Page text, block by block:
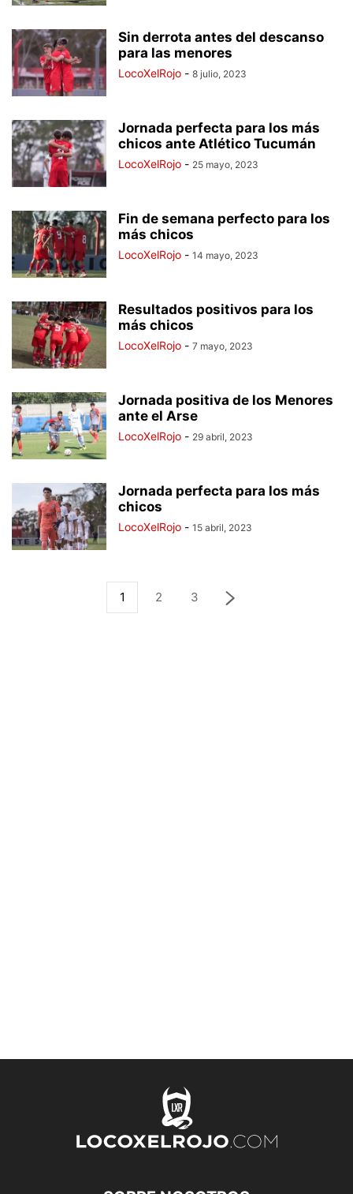
Sin derrota antes del descanso
para las menores
LocoXelRojo - 8 julio, 2023
Jornada perfecta para los más
chicos ante Atlético Tucumán
LocoXelRojo - 25 mayo, 2023
Fin de semana perfecto para los
más chicos
LocoXelRojo - 14 mayo, 2023
Resultados positivos para los
más chicos
LocoXelRojo - 7 mayo, 2023
Jornada positiva de los Menores
ante el Arse
LocoXelRojo - 29 abril, 2023
Jornada perfecta para los más
chicos
LocoXelRojo - 15 abril, 2023
1 2 3